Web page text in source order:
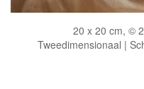
20 x 20 cm, ©
Tweedimensionaal |